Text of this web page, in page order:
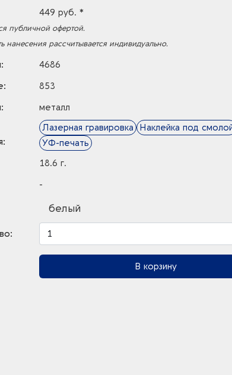
449 руб. *
публичной офертой.
нанесения рассчитывается индивидуально.
4686
853
металл
Лазерная гравировка
Наклейка под
УФ-печать
18.6 г.
-
белый
В корзину